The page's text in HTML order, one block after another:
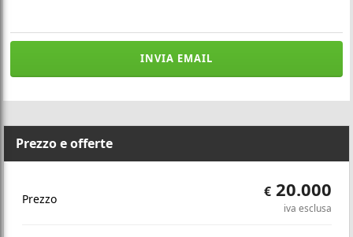
INVIA EMAIL
Prezzo e offerte
Prezzo €20.000
iva esclusa